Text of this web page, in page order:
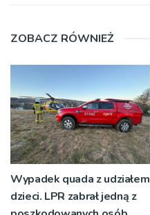
ZOBACZ RÓWNIEŻ
Wypadek quada z udziałem
dzieci. LPR zabrał jedną z